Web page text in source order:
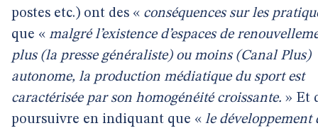
postes etc.) ont des « conséquences sur les
que « malgré l’existence d’espaces de
plus (la presse généraliste) ou moins (Canal Plus)
autonome, la production médiatique du sport est
caractérisée par son homogénéité croissante. » Et
poursuivre en indiquant que « le développement